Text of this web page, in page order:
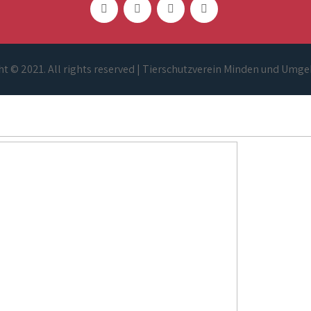
© 2021. All rights reserved | Tierschutzverein Minden und